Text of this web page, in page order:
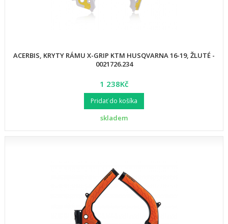
ACERBIS, KRYTY RÁMU X-GRIP KTM HUSQVARNA 16-19, ŽLUTÉ -
0021726.234
1 238Kč
Pridať do košíka
skladem